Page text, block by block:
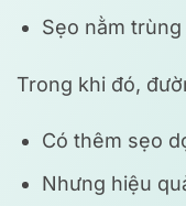
Sẹo nằm
Trong khi đó,
Có thêm sẹo
Nhưng hiệu